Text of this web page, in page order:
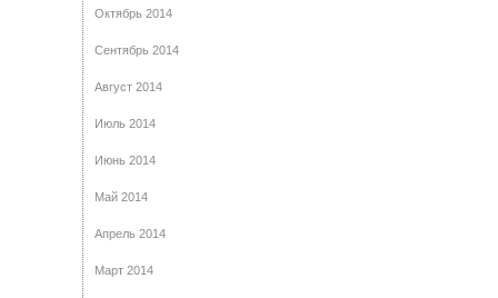
Октябрь 2014
Сентябрь 2014
Август 2014
Июль 2014
Июнь 2014
Май 2014
Апрель 2014
Март 2014